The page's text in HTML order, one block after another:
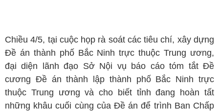
Chiều 4/5, tại cuộc họp rà soát các tiêu chí, xây dựng
Đề án thành phố Bắc Ninh trực thuộc Trung ương,
đại diện lãnh đạo Sở Nội vụ báo cáo tóm tắt Đề
cương Đề án thành lập thành phố Bắc Ninh trực
thuộc Trung ương và cho biết tỉnh đang hoàn tất
những khâu cuối cùng của Đề án để trình Ban Chấp